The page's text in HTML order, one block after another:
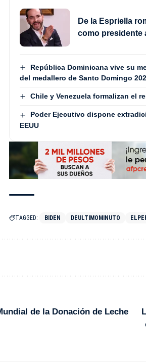
De la Espriella
como presidente
República Dominicana vive su
del medallero de Santo Domingo
Chile y Venezuela formalizan el
Poder Ejecutivo dispone
EEUU
TAGGED: BIDEN DEULTIMOMINUTO
de la Donación de Leche